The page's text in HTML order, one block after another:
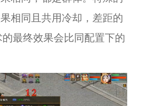
相同且共用冷却，差距的
最终效果会比同配置下的